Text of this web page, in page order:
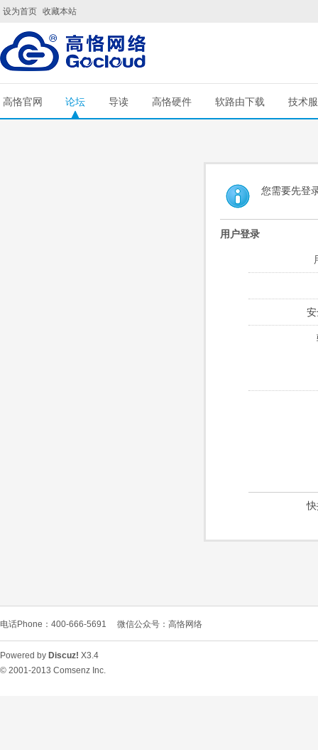
设为首页 收藏本站
高恪官网 论坛 导读 高恪硬件 软路由下载 技术
您需要先登
用户登录
电话Phone：400-666-5691 微信公众号：高恪网络
Powered by Discuz! X3.4
© 2001-2013 Comsenz Inc.